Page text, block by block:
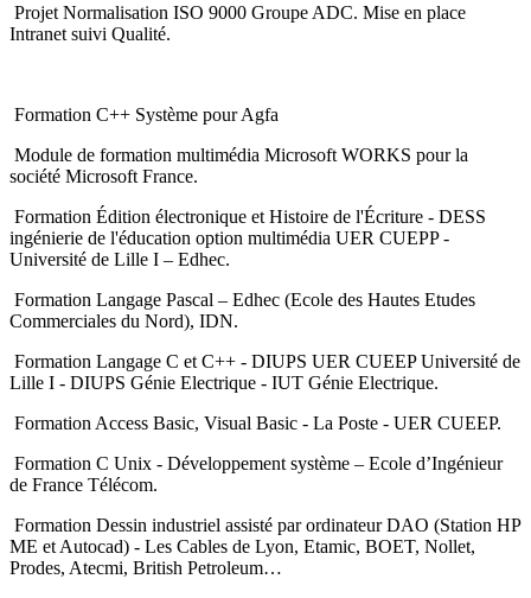
Projet Normalisation ISO 9000 Groupe ADC. Mise en place
Intranet suivi Qualité.
Formation C++ Système pour Agfa
Module de formation multimédia Microsoft WORKS pour la
société Microsoft France.
Formation Édition électronique et Histoire de l'Écriture - DESS
ingénierie de l'éducation option multimédia UER CUEPP -
Université de Lille I – Edhec.
Formation Langage Pascal – Edhec (Ecole des Hautes Etudes
Commerciales du Nord), IDN.
Formation Langage C et C++ - DIUPS UER CUEEP Université de
Lille I - DIUPS Génie Electrique - IUT Génie Electrique.
Formation Access Basic, Visual Basic - La Poste - UER CUEEP.
Formation C Unix - Développement système – Ecole d’Ingénieur
de France Télécom.
Formation Dessin industriel assisté par ordinateur DAO (Station HP
ME et Autocad) - Les Cables de Lyon, Etamic, BOET, Nollet,
Prodes, Atecmi, British Petroleum…